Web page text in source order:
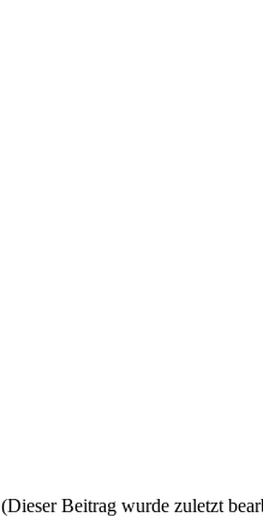
(Dieser Beitrag wurde zuletzt